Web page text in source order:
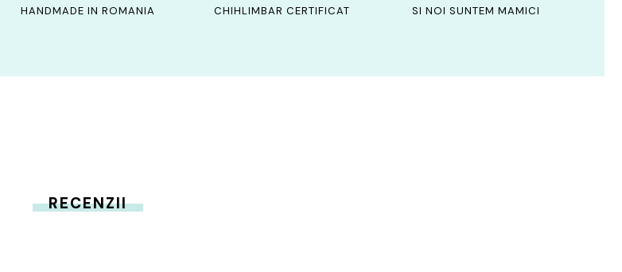
HANDMADE IN ROMANIA CHIHLIMBAR CERTIFICAT SI NOI SUNTEM MAMICI
RECENZII